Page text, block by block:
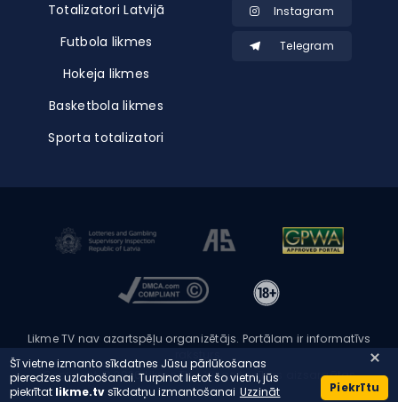
Totalizatori Latvijā
Futbola likmes
Hokeja likmes
Basketbola likmes
Sporta totalizatori
Instagram
Telegram
Likme TV nav azartspēļu organizētājs. Portālam ir informatīvs
Copyright © 2026 Likme TV - Visas tiesības aizsargātas
Šī vietne izmanto sīkdatnes Jūsu pārlūkošanas
pieredzes uzlabošanai. Turpinot lietot šo vietni, jūs
piekrītat likme.tvsīkdatņu izmantošanai Uzzināt
Piekrītu